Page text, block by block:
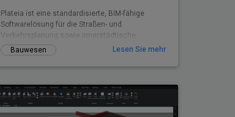
Plateia ist eine standardisierte, BIM-fähige
Softwarelösung für die Straßen- und
Verkehrsplanung sowie innerstädtische
Sanierungsaufgaben. Die Software bietet einen
kompletten Leistungsumfang, der Sie während
des gesamten Planungsprozesses unterstützt,
Ausführungsplanung, von der Ersterfassung von
Messdaten bis zu komplexen 3D-
Straßenmodellen mit Analysemöglichkeiten
Bauwesen Lesen Sie mehr